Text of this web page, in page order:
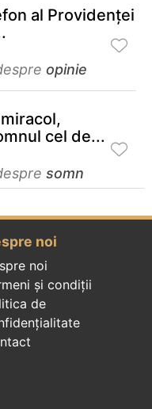
al Providenței
opinie
cel de...
somn
noi
noi
și condiții
de